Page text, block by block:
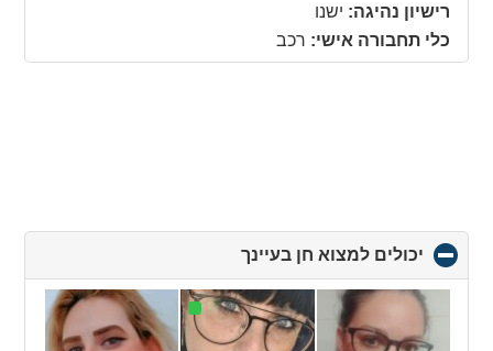
רישיון נהיגה: ישנו
כלי תחבורה אישי: רכב
יכולים למצוא חן בעיינך
to
collapse
contents